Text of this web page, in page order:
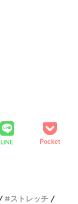
LINE Pocket
ストレッチ